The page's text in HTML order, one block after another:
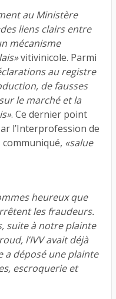
au Ministère
liens clairs entre
mécanisme
vitivinicole. Parmi
au registre
de fausses
le marché et la
. Ce dernier point
l’Interprofession de
«salue
heureux que
les fraudeurs.
suite à notre plainte
l’IVV avait déjà
a déposé une plainte
escroquerie et